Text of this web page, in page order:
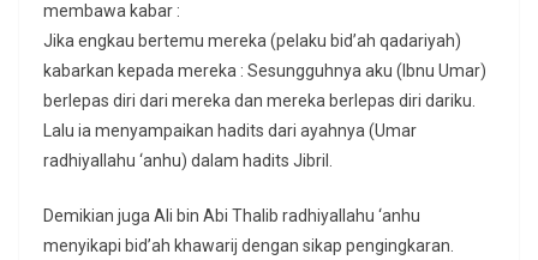
membawa kabar :
Jika engkau bertemu mereka (pelaku bid’ah qadariyah)
kabarkan kepada mereka : Sesungguhnya aku (Ibnu Umar)
berlepas diri dari mereka dan mereka berlepas diri dariku.
Lalu ia menyampaikan hadits dari ayahnya (Umar
radhiyallahu ‘anhu) dalam hadits Jibril.
Demikian juga Ali bin Abi Thalib radhiyallahu ‘anhu
menyikapi bid’ah khawarij dengan sikap pengingkaran.